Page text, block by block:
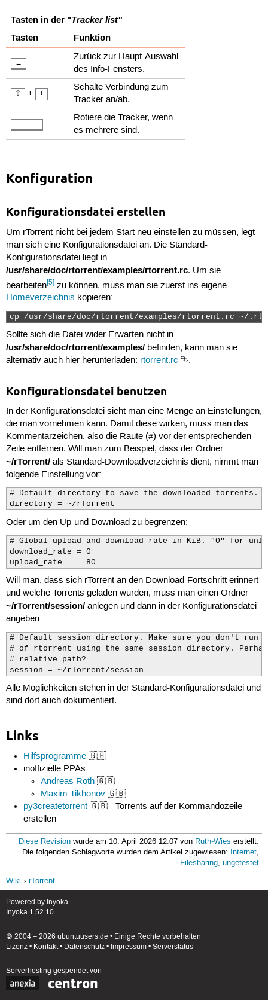
Tasten in der "Tracker list"
Tasten
Funktion
←
Zurück zur Haupt-Auswahl
des Info-Fensters.
⇧ + +
Schalte Verbindung zum
Tracker an/ab.
Rotiere die Tracker, wenn
es mehrere sind.
Konfiguration
Konfigurationsdatei erstellen
Um rTorrent nicht bei jedem Start neu einstellen zu müssen, legt
man sich eine Konfigurationsdatei an. Die Standard-
Konfigurationsdatei liegt in
/usr/share/doc/rtorrent/examples/rtorrent.rc. Um sie
bearbeiten[5]zu können, muss man sie zuerst ins eigene
Homeverzeichnis kopieren:
cp /usr/share/doc/rtorrent/examples/rtorrent.rc ~/
Sollte sich die Datei wider Erwarten nicht in
/usr/share/doc/rtorrent/examples/befinden, kann man sie
alternativ auch hier herunterladen: rtorrent.rc ⮷.
Konfigurationsdatei benutzen
In der Konfigurationsdatei sieht man eine Menge an Einstellungen,
die man vornehmen kann. Damit diese wirken, muss man das
Kommentarzeichen, also die Raute (#) vor der entsprechenden
Zeile entfernen. Will man zum Beispiel, dass der Ordner
~/rTorrent/als Standard-Downloadverzeichnis dient, nimmt man
folgende Einstellung vor:
# Default directory to save the downloaded torrents.
directory = ~/rTorrent
Oder um den Up-und Download zu begrenzen:
# Global upload and download rate in KiB. "0" for
download_rate = 0
upload_rate   = 80
Will man, dass sich rTorrent an den Download-Fortschritt erinnert
und welche Torrents geladen wurden, muss man einen Ordner
~/rTorrent/session/anlegen und dann in der Konfigurationsdatei
angeben:
# Default session directory. Make sure you don't run
# of rtorrent using the same session directory.
# relative path?
session = ~/rTorrent/session
Alle Möglichkeiten stehen in der Standard-Konfigurationsdatei und
sind dort auch dokumentiert.
Links
Hilfsprogramme 🇬🇧
inoffizielle PPAs:
Andreas Roth 🇬🇧
Maxim Tikhonov 🇬🇧
py3createtorrent 🇬🇧 - Torrents auf der Kommandozeile
erstellen
Diese Revision wurde am 10. April 2026 12:07 von Ruth-Wies erstellt.
Die folgenden Schlagworte wurden dem Artikel zugewiesen: Internet,
Filesharing,ungetestet
Wiki
rTorrent
Powered by Inyoka
Inyoka 1.52.10
🄯 2004 – 2026 ubuntuusers.de • Einige Rechte vorbehalten
Lizenz• Kontakt• Datenschutz• Impressum• Serverstatus
Serverhosting gespendet von